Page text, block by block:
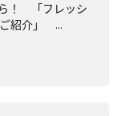
！ 「フレッシ
紹介」 ...